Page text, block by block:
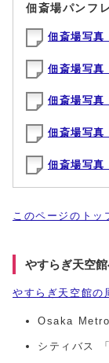
佃斎場パンフ
佃斎場写
佃斎場写
佃斎場写
佃斎場写
佃斎場写
このページのトッ
やすらぎ天空
やすらぎ天空館の
Osaka Metro
シティバス